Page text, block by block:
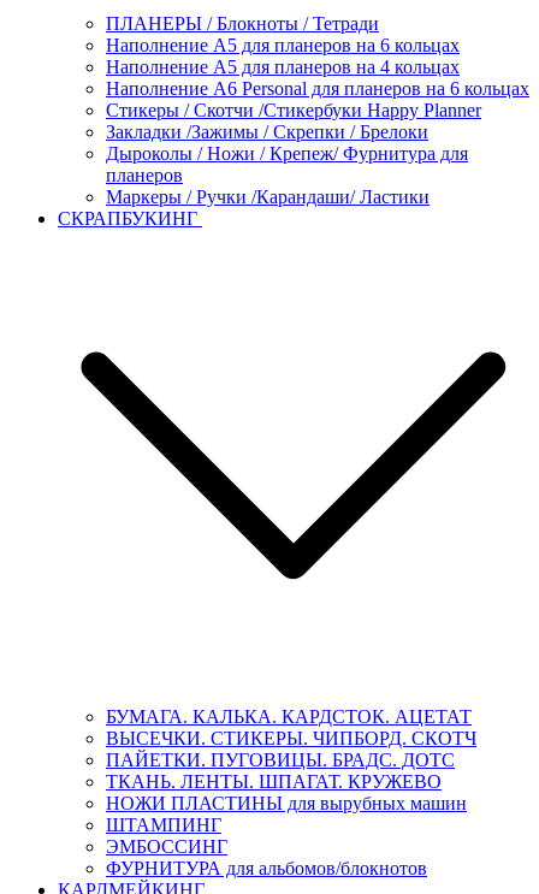
ПЛАНЕРЫ / Блокноты / Тетради
Наполнение А5 для планеров на 6 кольцах
Наполнение А5 для планеров на 4 кольцах
Наполнение А6 Personal для планеров на 6 кольцах
Стикеры / Скотчи /Стикербуки Happy Planner
Закладки /Зажимы / Скрепки / Брелоки
Дыроколы / Ножи / Крепеж/ Фурнитура для
планеров
Маркеры / Ручки /Карандаши/ Ластики
СКРАПБУКИНГ
БУМАГА. КАЛЬКА. КАРДСТОК. АЦЕТАТ
ВЫСЕЧКИ. СТИКЕРЫ. ЧИПБОРД. СКОТЧ
ПАЙЕТКИ. ПУГОВИЦЫ. БРАДС. ДОТС
ТКАНЬ. ЛЕНТЫ. ШПАГАТ. КРУЖЕВО
НОЖИ ПЛАСТИНЫ для вырубных машин
ШТАМПИНГ
ЭМБОССИНГ
ФУРНИТУРА для альбомов/блокнотов
КАРДМЕЙКИНГ